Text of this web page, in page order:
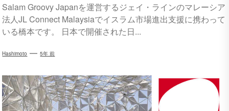
Salam Groovy Japanを運営するジェイ・ラインのマレーシア
法人JL Connect Malaysiaでイスラム市場進出支援に携わって
いる橋本です。 日本で開催された日...
Hashimoto 5年 前